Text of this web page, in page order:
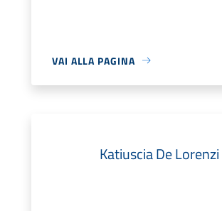
VAI ALLA PAGINA
Katiuscia De Lorenzi